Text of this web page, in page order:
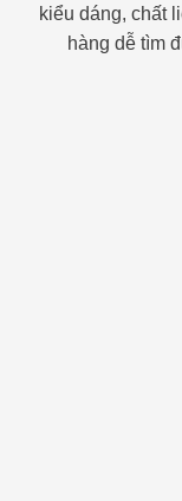
kiểu dáng, chất
hàng dễ tìm